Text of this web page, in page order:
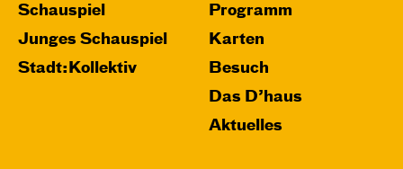
Schauspiel
Junges Schauspiel
Stadt:Kollektiv
Programm
Karten
Besuch
Das D’haus
Aktuelles